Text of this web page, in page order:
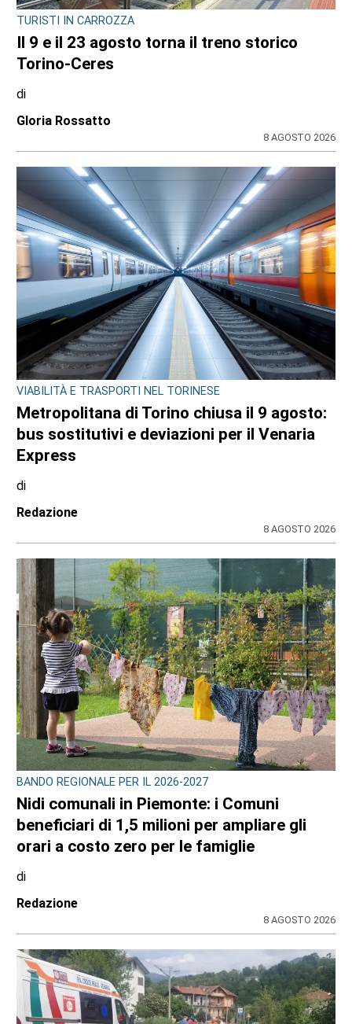
CONSIGLIO REGIONALE
A Palazzo Lascaris la mostra “Romano
Gazzera. Nel regno dei fiori giganti”
ULTIME NOTIZIE
GIOVANI IN TV
Edoardo Colombatto da Varisella sbanca
La Ruota della Fortuna: orgoglio cittadino e
100 e lode
di
Angela Pastore
8 AGOSTO 2026
CRONACA
Ciclisti travolti a Lanzo: arrestato per
tentato omicidio il 73enne Giuseppe
Campagna. Spuntano le segnalazioni dei
lettori
Redazione
8 AGOSTO 2026